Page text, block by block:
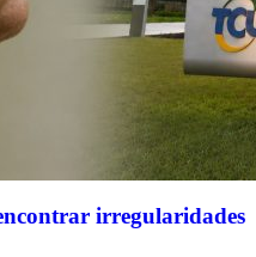
irregularidades